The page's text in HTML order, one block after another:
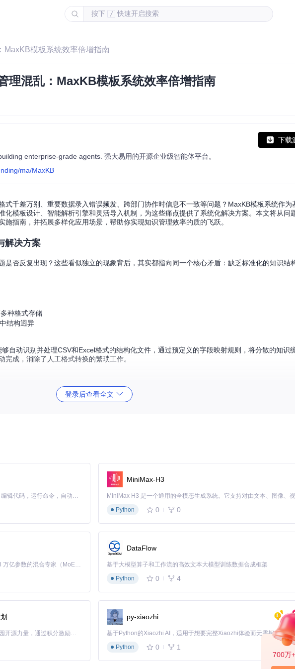
按下 / 快速开启搜索
700万
MaxKB模板系统效率倍增指南
理混乱：MaxKB模板系统效率倍增指南
下载
enterprise-grade agents. 强大易用的开源企业级智能体平台。
ma/MaxKB
式千差万别、重要数据录入错误频发、跨部门协作时信息不一致等问题？MaxKB模板系统作为
化模板设计、智能解析引擎和灵活导入机制，为这些痛点提供了系统化解决方案。本文将从问
指南，并拓展多样化应用场景，帮助你实现知识管理效率的质的飞跃。
解决方案
否反复出现？这些看似独立的现象背后，其实都指向同一个核心矛盾：缺乏标准化的知识结
种格式存储
结构迥异
够自动识别并处理CSV和Excel格式的结构化文件，通过预定义的字段映射规则，将分散的知识
成，消除了人工格式转换的繁琐工作。
持单次处理 thousands 级别的知识条目，通过异步任务机制在后台完成数据验证和入库操作。
格式转换和冲突解决，将导入效率提升80%以上。
队使用统一版本的标准模板，通过版本控制和变更通知机制，任何模板更新都会实时同步给所
作障碍。
钟内完成从模板获取到数据导入的全流程操作。以下是经过实战验证的实施步骤，包含新手
所需类型
登录后查看全文
Claude Code 的开源替代方案。连接任意大模型，编辑代码，运行命令，自动验证 — 全自动执行。用 Rust 构建，极致性能。 ｜ An open-source alternative to Claude Code. Connect any LLM, edit code, run commands, and verify changes — autonomously. Built in Rust for speed. Get Started
MiniMax-H3
Python
0 0
Kimi K3 是Kimi能力最强的模型：这是一个拥有 2.8 万亿参数的混合专家（MoE）模型，具备原生视觉理解能力，并支持 100 万 token 的上下文窗口。
DataFlow
基于大模型算子和工作流的高效文本大模型训练数据合成框架
Python
0 4
「源启盛夏」暑期校园开发者成长计划旨在激活校园开源力量，通过积分激励、认证扶持、资源倾斜等形式，引导高校组织和开发者完成「入驻 — 建项目 — 做贡献 — 获认证 — 得资源」的完整闭环。无论你是想带领社团入驻平台的组织者，还是希望用代码贡献证明自己的开发者，都能在这里找到属于你的成长路径。
py-xiaozhi
Python
0 1